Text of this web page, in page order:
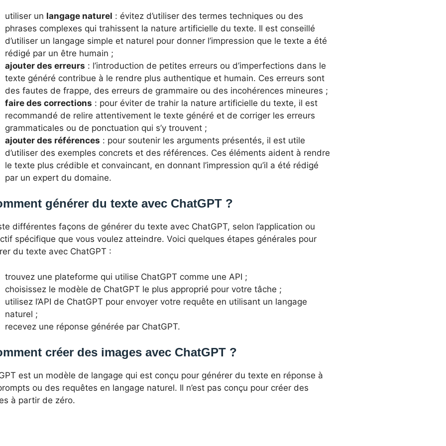
utiliser un langage naturel : évitez d’utiliser des termes techniques ou des
phrases complexes qui trahissent la nature artificielle du texte. Il est conseillé
d’utiliser un langage simple et naturel pour donner l’impression que le texte a été
rédigé par un être humain ;
ajouter des erreurs : l’introduction de petites erreurs ou d’imperfections dans le
texte généré contribue à le rendre plus authentique et humain. Ces erreurs sont
des fautes de frappe, des erreurs de grammaire ou des incohérences mineures ;
faire des corrections : pour éviter de trahir la nature artificielle du texte, il est
recommandé de relire attentivement le texte généré et de corriger les erreurs
grammaticales ou de ponctuation qui s’y trouvent ;
ajouter des références : pour soutenir les arguments présentés, il est utile
d’utiliser des exemples concrets et des références. Ces éléments aident à rendre
le texte plus crédible et convaincant, en donnant l’impression qu’il a été rédigé
par un expert du domaine.
générer du texte avec ChatGPT ?
différentes façons de générer du texte avec ChatGPT, selon l’application ou
spécifique que vous voulez atteindre. Voici quelques étapes générales pour
du texte avec ChatGPT :
trouvez une plateforme qui utilise ChatGPT comme une API ;
choisissez le modèle de ChatGPT le plus approprié pour votre tâche ;
utilisez l’API de ChatGPT pour envoyer votre requête en utilisant un langage
naturel ;
recevez une réponse générée par ChatGPT.
créer des images avec ChatGPT ?
est un modèle de langage qui est conçu pour générer du texte en réponse à
ou des requêtes en langage naturel. Il n’est pas conçu pour créer des
à partir de zéro.